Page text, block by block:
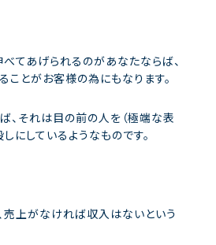
てあげられるのがあなたならば、
ことがお客様の為にもなります。
、それは目の前の人を（極端な表
にしているようなものです。
売上がなければ収入はないという